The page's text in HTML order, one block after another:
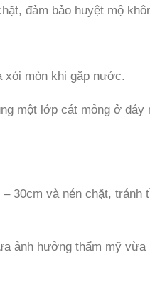
đảm bảo huyệt mộ
xói mòn khi gặp nước.
một lớp cát mỏng ở đáy
30cm và nén chặt, tránh
ảnh hưởng thẩm mỹ vừa